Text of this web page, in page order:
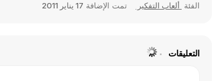
الفئة ألعاب التفكير تمت الإضافة 17 يناير 2011
التعليقات